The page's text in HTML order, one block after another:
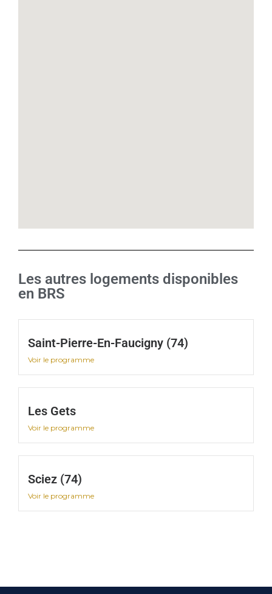
Les autres logements disponibles
en BRS
Saint-Pierre-En-Faucigny (74)
Voir le programme
Les Gets
Voir le programme
Sciez (74)
Voir le programme